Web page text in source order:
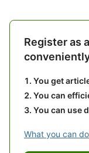
Register as
You get
You can
You can use
What you can